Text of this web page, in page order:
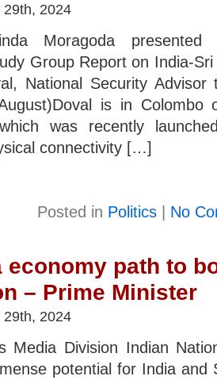
29th, 2024
Moragoda
Group Report on India-
National Security
is in
was recently
connectivity […]
Posted in Politics | No
economy path to
– Prime Minister
29th, 2024
Media Division Indian
potential for India and